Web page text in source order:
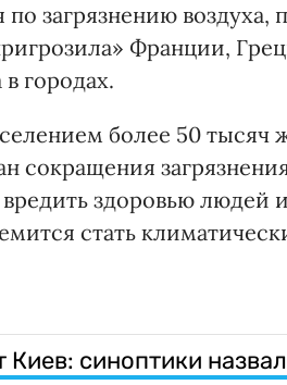
загрязнению воздуха,
Франции,
городах.
более 50 тысяч
сокращения
здоровью людей
стать
синоптики